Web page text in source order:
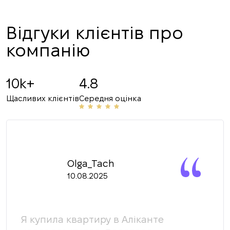
Відгуки клієнтів про
компанію
10k+
Щасливих клієнтів
4.8
Середня оцінка
Olga_Tach
10.08.2025
Я купила квартиру в Аліканте